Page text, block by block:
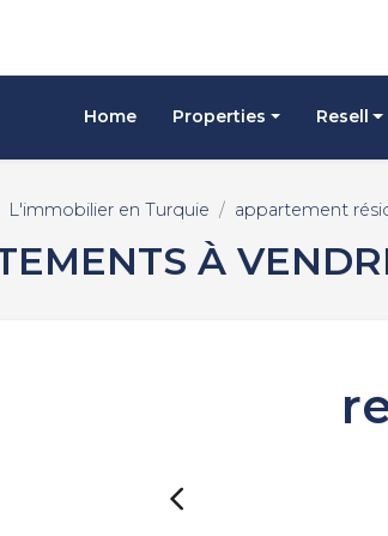
Home Properties Resell
L'immobilier en Turquie appartement
À